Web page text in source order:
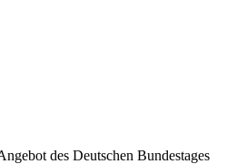
des Deutschen Bundestages